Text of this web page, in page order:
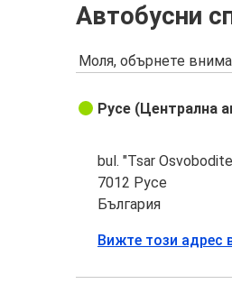
Автобусни
Моля, обърнете
Русе (Централна
bul. "Tsar
7012 Русе
България
Вижте този адрес